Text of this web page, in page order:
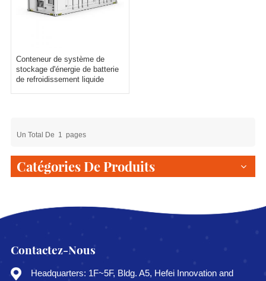
Conteneur de système de
stockage d'énergie de batterie
de refroidissement liquide
Un Total De 1 Pages
Catégories De Produits
Contactez-Nous
Headquarters: 1F~5F, Bldg. A5, Hefei Innovation and